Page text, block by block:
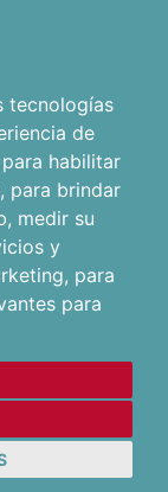
tecnologías
de
para habilitar
, para brindar
, medir su
y
, para
para